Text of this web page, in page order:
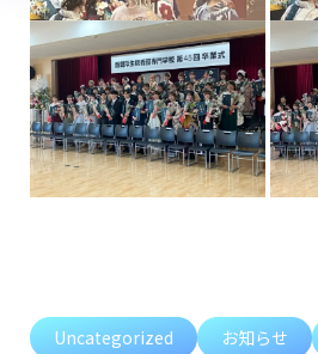
Uncategorized お知らせ